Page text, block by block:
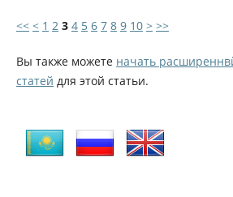
<< < 1 2 3 4 5 6 7 8 9 10 > >>
Вы также можете начать
статей для этой статьи.